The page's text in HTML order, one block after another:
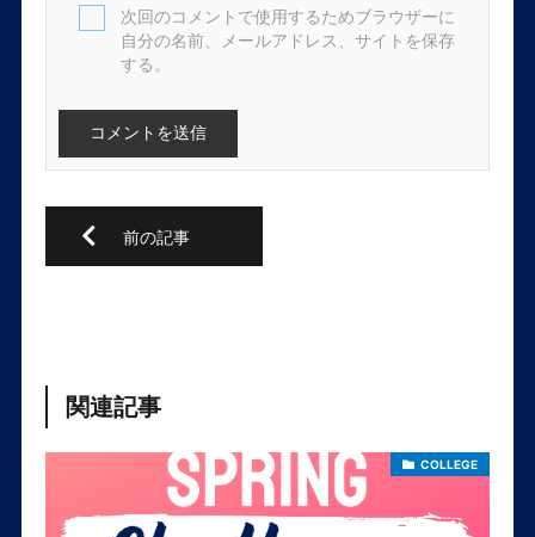
次回のコメントで使用するためブラウザーに
自分の名前、メールアドレス、サイトを保存
する。
関連記事
COLLEGE